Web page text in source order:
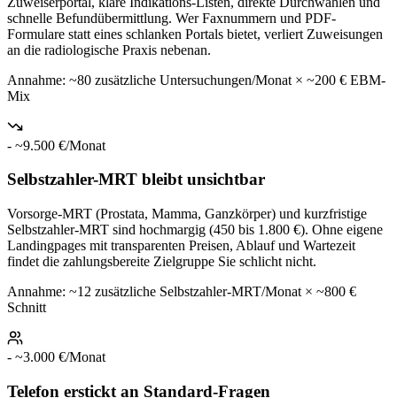
schnelle Befundübermittlung. Wer Faxnummern und PDF-
Formulare statt eines schlanken Portals bietet, verliert Zuweisungen
an die radiologische Praxis nebenan.
Annahme: ~80 zusätzliche Untersuchungen/Monat × ~200 € EBM-
Mix
- ~9.500 €/Monat
Selbstzahler-MRT bleibt unsichtbar
Vorsorge-MRT (Prostata, Mamma, Ganzkörper) und kurzfristige
Selbstzahler-MRT sind hochmargig (450 bis 1.800 €). Ohne eigene
Landingpages mit transparenten Preisen, Ablauf und Wartezeit
findet die zahlungsbereite Zielgruppe Sie schlicht nicht.
Annahme: ~12 zusätzliche Selbstzahler-MRT/Monat × ~800 €
Schnitt
- ~3.000 €/Monat
Telefon erstickt an Standard-Fragen